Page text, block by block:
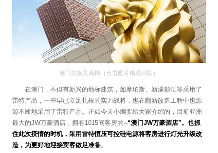
澳门美狮美高梅（点击图片精彩回顾）
在澳门，不但有新兴的地标建筑，如摩珀斯、新濠影汇等采用了
雷特产品，一些早已立足扎根的实力战将，也在翻新改造工程中也源
源不断地采用了雷特产品。正如今天小编要给大家介绍的，目前亚洲
最大的JW万豪酒店，拥有1015间客房的--“澳门JW万豪酒店”。也抓
住此次疫情的时机，采用雷特恒压可控硅电源将客房进行灯光升级改
造，为更好地迎接宾客做足准备。